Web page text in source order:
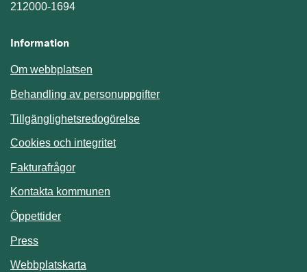
212000-1694
Information
Om webbplatsen
Behandling av personuppgifter
Tillgänglighetsredogörelse
Cookies och integritet
Fakturafrågor
Kontakta kommunen
Öppettider
Press
Webbplatskarta